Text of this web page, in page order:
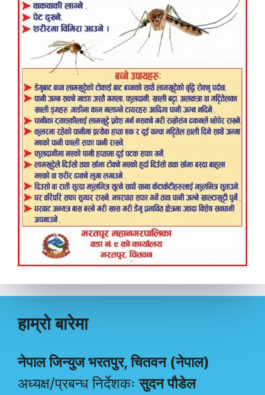
हाम्रो बारेमा
नेपाल जिन्युज भरतपुर, चितवन (नेपाल)
अध्यक्ष/प्रबन्ध निर्देशकःसुदन पौडेल